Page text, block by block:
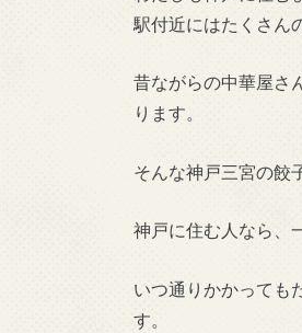
駅付近にはたくさん
昔ながらの中華屋さ
ります。
そんな神戸三宮の餃
神戸に住む人なら、
いつ通りかかっても
す。